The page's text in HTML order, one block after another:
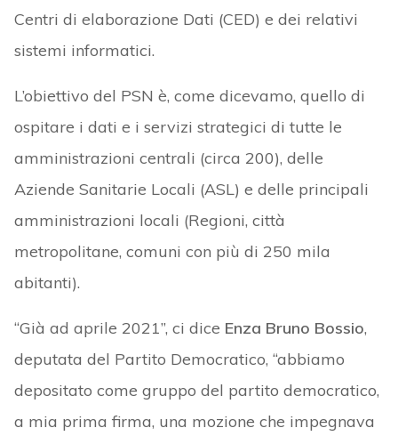
Centri di elaborazione Dati (CED) e dei relativi
sistemi informatici.
L’obiettivo del PSN è, come dicevamo, quello di
ospitare i dati e i servizi strategici di tutte le
amministrazioni centrali (circa 200), delle
Aziende Sanitarie Locali (ASL) e delle principali
amministrazioni locali (Regioni, città
metropolitane, comuni con più di 250 mila
abitanti).
“Già ad aprile 2021”, ci dice Enza Bruno Bossio,
deputata del Partito Democratico, “abbiamo
depositato come gruppo del partito democratico,
a mia prima firma, una mozione che impegnava